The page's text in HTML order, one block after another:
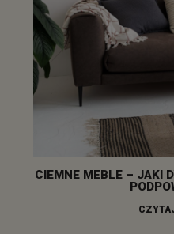
CIEMNE MEBLE – JAKI